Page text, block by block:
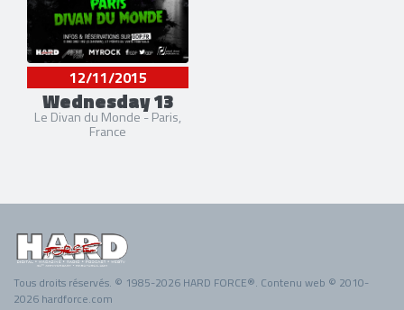
12/11/2015
Wednesday 13
Le Divan du Monde - Paris,
France
Tous droits réservés. © 1985-2026 HARD FORCE®. Contenu web © 2010-
2026 hardforce.com